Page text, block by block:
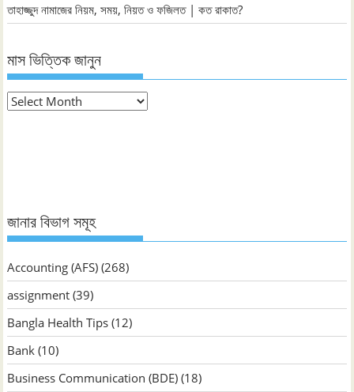
তাহাজ্জুদ নামাজের নিয়ম, সময়, নিয়ত ও ফজিলত | কত রাকাত?
মাস ভিত্তিক জানুন
মাস
জানার বিভাগ সমূহ
Accounting (AFS) (268)
assignment (39)
Bangla Health Tips (12)
Bank (10)
Business Communication (BDE) (18)